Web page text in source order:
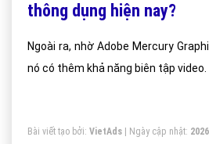
thông dụng hiện nay?
Ngoài ra, nhờ Adobe Mercury
nó có thêm khả năng biên tập video.
Bài viết tạo bởi: VietAds | Ngày cập nhật: